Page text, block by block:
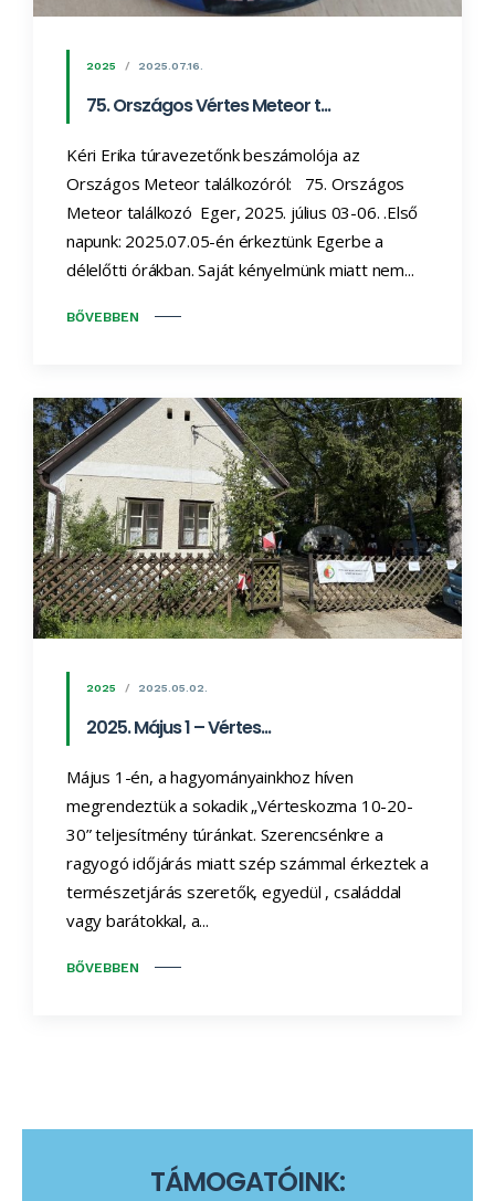
2025 2025.07.16.
75. Országos Vértes Meteor t...
Kéri Erika túravezetőnk beszámolója az
Országos Meteor találkozóról: 75. Országos
Meteor találkozó Eger, 2025. július 03-06. .Első
napunk: 2025.07.05-én érkeztünk Egerbe a
délelőtti órákban. Saját kényelmünk miatt nem...
BŐVEBBEN
2025 2025.05.02.
2025. Május 1 – Vértes...
Május 1-én, a hagyományainkhoz híven
megrendeztük a sokadik „Vérteskozma 10-20-
30” teljesítmény túránkat. Szerencsénkre a
ragyogó időjárás miatt szép számmal érkeztek a
természetjárás szeretők, egyedül , családdal
vagy barátokkal, a...
BŐVEBBEN
TÁMOGATÓINK: